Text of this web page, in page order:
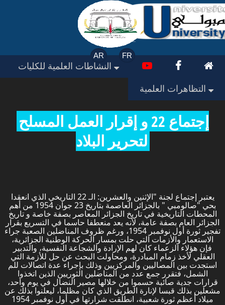
AR FR
إجتماع 22 و إقرار العمل المسلح
لتحرير البلاد
يعتبر إجتماع لجنة "الإثنين والعشرين: الـ 22 التاريخي الذي انعقدا
بحي "صالومبي " بالجزائر العاصمة بتاريخ 23 جوان 1954 من أهم
المحطات التاريخية في تاريخ الجزائر المعاصر بصفة خاصة و تاريخ
الجزائر العام بصفة عامة، لأنه يعد منعطفا حاسما في التسريع بقرار
تفجير ثورة أول نوفمبر 1954، ورغم ظروف المناضلين الصعبة جراء
الاستعمار والأزمات التي حلت بمسار الحركة الوطنية الجزائرية،
فإن هؤلاء الزعماء كان لهم الإرادة والشجاعة النفسية، والتدبير
العقلي لأخذ زمام المبادرة، ومحاولت البحث عن حل للأزمة التي
استجدت بين المصاليين والمركزيين وذلك بإجراء عدة اتصالات للم
الشمل، فتقرر جمع عدد من المناضلين الثوريين الذين اتخذوا
قرارات جدية صائبة حسموا من خلالها مصير النضال في يوم واحد،
مشعلين بذلك قبسا لإنارة الطريق الذي كان مظلما، ليعلنوا بذلك عن
ميلاد أعظم ثورة شعبية، انطلقت شرارتها في أول نوفمبر 1954